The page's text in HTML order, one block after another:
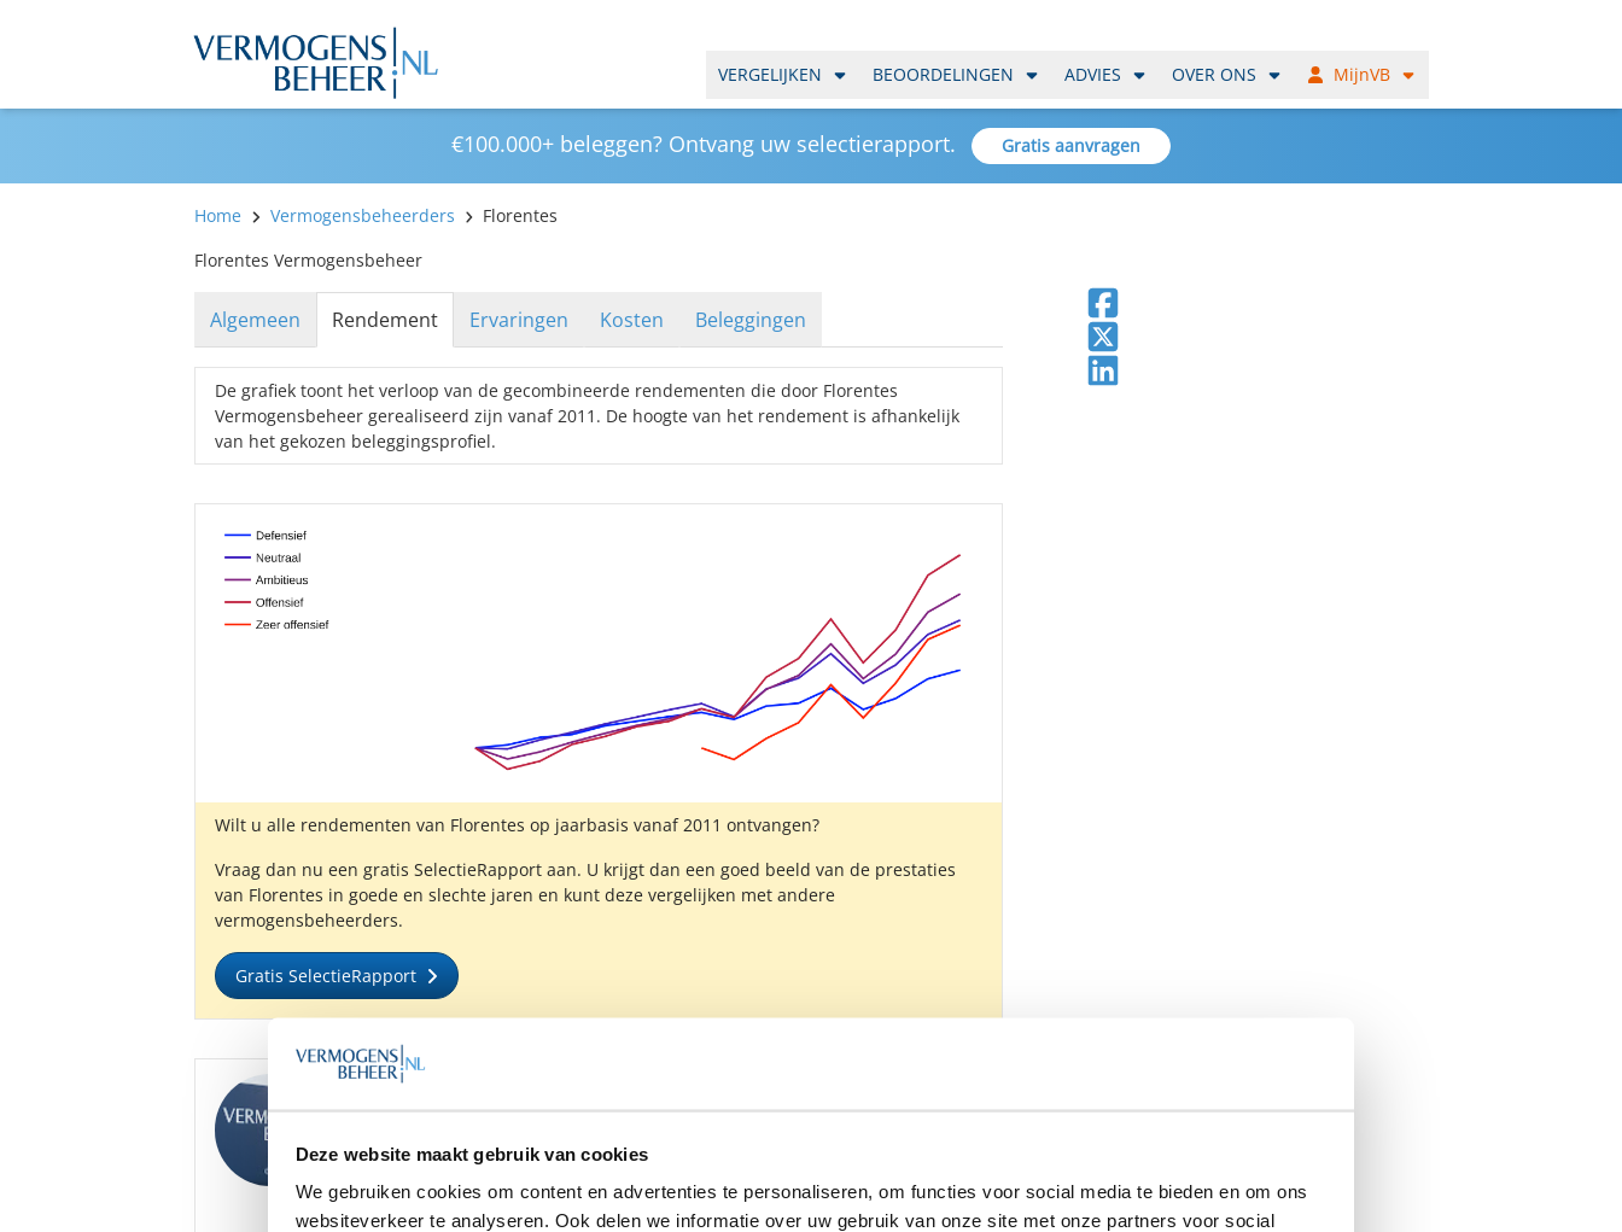
Deze website maakt gebruik van cookies
We gebruiken cookies om content en advertenties te personaliseren, om functies voor social media te bieden en om ons
websiteverkeer te analyseren. Ook delen we informatie over uw gebruik van onze site met onze partners voor social
VERGELIJKEN BEOORDELINGEN ADVIES OVER ONS MijnVB
€100.000+ beleggen? Ontvang uw selectierapport. Gratis aanvragen
Home Vermogensbeheerders
Florentes
Florentes Vermogensbeheer
Algemeen Rendement Ervaringen Kosten Beleggingen
De grafiek toont het verloop van de gecombineerde rendementen die door Florentes
Vermogensbeheer gerealiseerd zijn vanaf 2011. De hoogte van het rendement is afhankelijk
van het gekozen beleggingsprofiel.
Wilt u alle rendementen van Florentes op jaarbasis vanaf 2011 ontvangen?
Vraag dan nu een gratis SelectieRapport aan. U krijgt dan een goed beeld van de prestaties
van Florentes in goede en slechte jaren en kunt deze vergelijken met andere
vermogensbeheerders.
Gratis SelectieRapport
We hebben diverse onafhankelijke rapporten over
Florentes Vermogensbeheer gratis beschikbaar.
Bent u hier mogelijk in geïnteresseerd?
Deel op Facebook
Deel op X
Deel op LinkedIn